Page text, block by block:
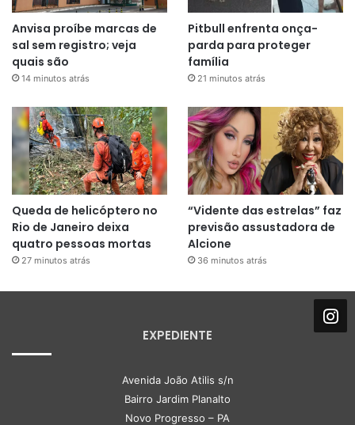
Anvisa proíbe marcas de
sal sem registro; veja
quais são
14 minutos atrás
Pitbull enfrenta onça-
parda para proteger
família
21 minutos atrás
Queda de helicóptero no
Rio de Janeiro deixa
quatro pessoas mortas
27 minutos atrás
“Vidente das estrelas” faz
previsão assustadora de
Alcione
36 minutos atrás
EXPEDIENTE
Avenida João Atilis s/n
Bairro Jardim Planalto
Novo Progresso – PA